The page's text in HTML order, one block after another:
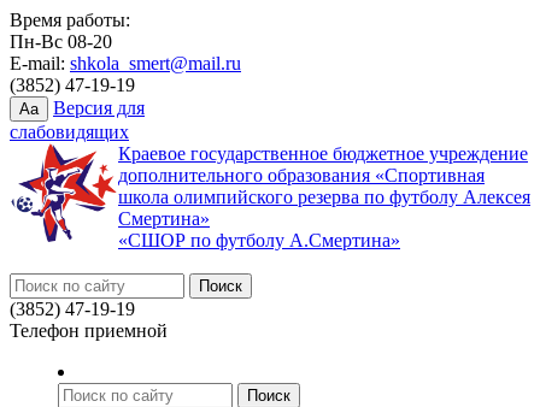
Время работы:
Пн-Вс 08-20
E-mail: shkola_smert@mail.ru
(3852) 47-19-19
Aa
Версия для
слабовидящих
Краевое государственное бюджетное учреждение
дополнительного образования «Спортивная
школа олимпийского резерва по футболу Алексея
Смертина»
«СШОР по футболу А.Смертина»
(3852) 47-19-19
Телефон приемной